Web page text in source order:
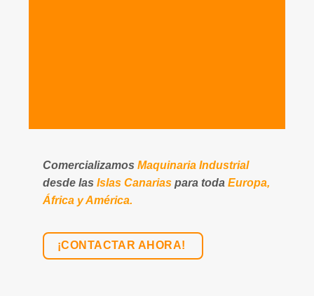
ComercializamosMaquinaria Industrial
desde lasIslas Canarias para todaEuropa,
África y América.
¡CONTACTAR AHORA!